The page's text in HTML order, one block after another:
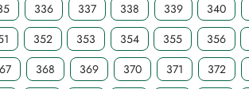
336 337 338 339 340
352 353 354 355 356
368 369 370 371 372